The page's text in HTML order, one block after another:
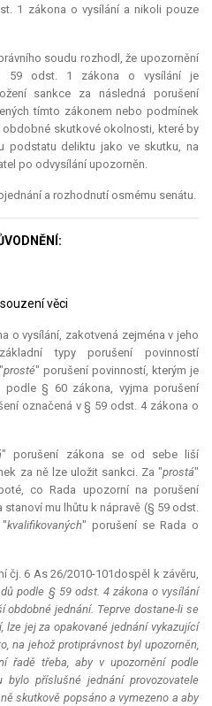
1 zákona o vysílání a nikoli pouze
soudu rozhodl, že upozornění
59 odst. 1 zákona o vysílání je
sankce za následná porušení
tímto zákonem nebo podmínek
skutkové okolnosti, které by
podstatu deliktu jako ve skutku, na
po odvysílání upozorněn.
a rozhodnutí osmému senátu.
věci
o vysílání, zakotvená zejména v jeho
typy porušení povinností
prosté" porušení povinností, kterým je
§ 60 zákona, vyjma porušení
označená v § 59 odst. 4 zákona o
" porušení zákona se od sebe liší
za ně lze uložit sankci. Za "prostá"
co Rada upozorní na porušení
mu lhůtu k nápravě (§ 59 odst.
"kvalifikovaných" porušení se Rada o
čj. 6 As 26/2010-101dospěl k závěru,
podle § 59 odst. 4 zákona o vysílání
obdobné jednání. Teprve dostane-li se
lze jej za opakované jednání vykazující
na jehož protiprávnost byl upozorněn,
řadě třeba, aby v upozornění podle
bylo příslušné jednání provozovatele
skutkově popsáno a vymezeno a aby